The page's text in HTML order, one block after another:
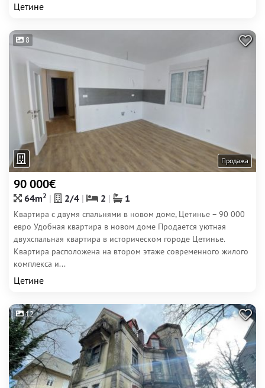
Цетине
8
Продажа
90 000€
64m2 2/4 2 1
Квартира с двумя спальнями в новом доме, Цетинье – 90 000
евро Удобная квартира в новом доме Продается уютная
двухспальная квартира в историческом городе Цетинье.
Квартира расположена на втором этаже современного жилого
комплекса и...
Цетине
12